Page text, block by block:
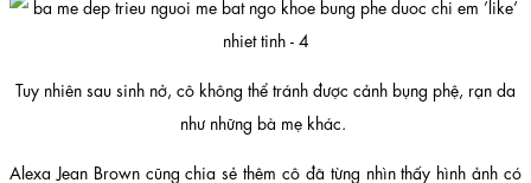
Tuy nhiên sau sinh nở, cô không thể tránh được cảnh bụng phệ, rạn da
như những bà mẹ khác.
Alexa Jean Brown cũng chia sẻ thêm cô đã từng nhìn thấy hình ảnh có